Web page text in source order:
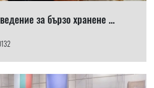
за бързо хранене ...